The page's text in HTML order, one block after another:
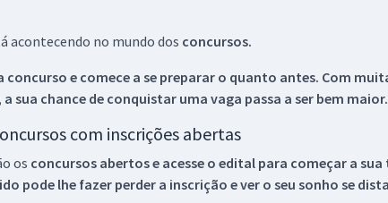
acontecendo no mundo dos concursos.
concurso e comece a se preparar o quanto antes. Com
sua chance de conquistar uma vaga passa a ser bem maior.
com inscrições abertas
os concursos abertos e acesse o edital para começar a
pode lhe fazer perder a inscrição e ver o seu sonho se